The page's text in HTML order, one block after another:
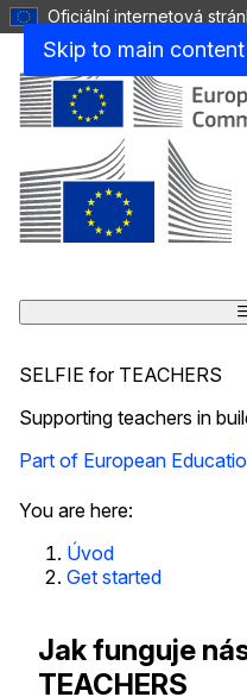
Skip to main content
Oficiální internetová
SELFIE for TEACHERS
Supporting teachers in
Part of European
Jak začít
Jak to funguje
Toolkit for users
You are here:
Úvod
Get started
Jak funguje
TEACHERS